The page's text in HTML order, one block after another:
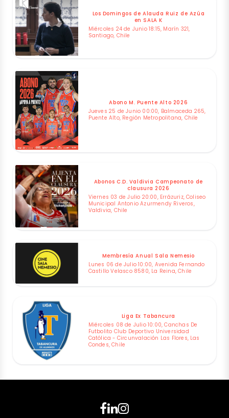
Los Domingos de Alauda Ruiz de Azúa
en SALA K
Miércoles 24 de Junio 18:15, Marín 321,
Santiago, Chile
Abono M. Puente Alto 2026
Jueves 25 de Junio 00:00, Balmaceda 265,
Puente Alto, Región Metropolitana, Chile
Abonos C.D. Valdivia Campeonato de
clausura 2026
Viernes 03 de Julio 20:00, Errázuriz, Coliseo
Municipal Antonio Azurmendy Riveros,
Valdivia, Chile
Membresía Anual Sala Nemesio
Lunes 06 de Julio 10:00, Avenida Fernando
Castillo Velasco 8580, La Reina, Chile
Liga Ex Tabancura
Miércoles 08 de Julio 10:00, Canchas De
Futbolito Club Deportivo Universidad
Católica - Circunvalación Las Flores, Las
Condes, Chile